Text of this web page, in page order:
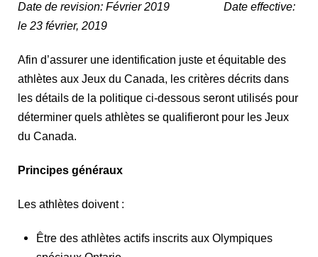
Date de revision: Février 2019 Date effective:
le 23 février, 2019
Afin d’assurer une identification juste et équitable des
athlètes aux Jeux du Canada, les critères décrits dans
les détails de la politique ci-dessous seront utilisés pour
déterminer quels athlètes se qualifieront pour les Jeux
du Canada.
Principes généraux
Les athlètes doivent :
Être des athlètes actifs inscrits aux Olympiques